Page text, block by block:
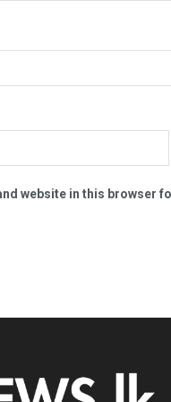
website in this browser